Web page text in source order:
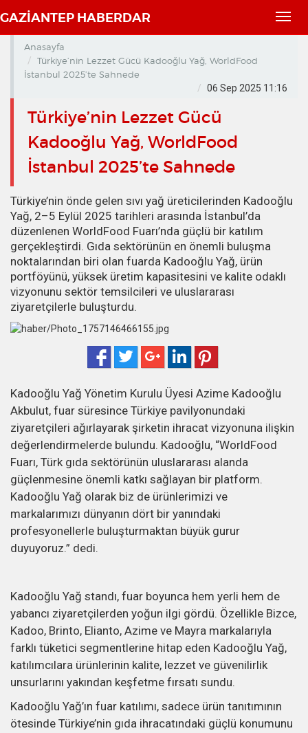
GAZİANTEP HABERDAR
Anasayfa
Türkiye’nin Lezzet Gücü Kadooğlu Yağ, WorldFood
İstanbul 2025’te Sahnede
06 Sep 2025 11:16
Türkiye’nin Lezzet Gücü
Kadooğlu Yağ, WorldFood
İstanbul 2025’te Sahnede
Türkiye’nin önde gelen sıvı yağ üreticilerinden Kadooğlu
Yağ, 2–5 Eylül 2025 tarihleri arasında İstanbul’da
düzenlenen WorldFood Fuarı’nda güçlü bir katılım
gerçekleştirdi. Gıda sektörünün en önemli buluşma
noktalarından biri olan fuarda Kadooğlu Yağ, ürün
portföyünü, yüksek üretim kapasitesini ve kalite odaklı
vizyonunu sektör temsilcileri ve uluslararası
ziyaretçilerle buluşturdu.
Kadooğlu Yağ Yönetim Kurulu Üyesi Azime Kadooğlu
Akbulut, fuar süresince Türkiye pavilyonundaki
ziyaretçileri ağırlayarak şirketin ihracat vizyonuna ilişkin
değerlendirmelerde bulundu. Kadooğlu, “WorldFood
Fuarı, Türk gıda sektörünün uluslararası alanda
güçlenmesine önemli katkı sağlayan bir platform.
Kadooğlu Yağ olarak biz de ürünlerimizi ve
markalarımızı dünyanın dört bir yanındaki
profesyonellerle buluşturmaktan büyük gurur
duyuyoruz.” dedi.
Kadooğlu Yağ standı, fuar boyunca hem yerli hem de
yabancı ziyaretçilerden yoğun ilgi gördü. Özellikle Bizce,
Kadoo, Brinto, Elianto, Azime ve Mayra markalarıyla
farklı tüketici segmentlerine hitap eden Kadooğlu Yağ,
katılımcılara ürünlerinin kalite, lezzet ve güvenilirlik
unsurlarını yakından keşfetme fırsatı sundu.
Kadooğlu Yağ’ın fuar katılımı, sadece ürün tanıtımının
ötesinde Türkiye’nin gıda ihracatındaki güçlü konumunu